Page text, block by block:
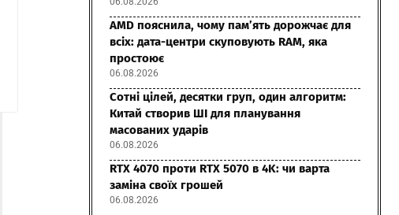
AMD пояснила, чому пам’ять дорожчає для
всіх: дата-центри скуповують RAM, яка
простоює
06.08.2026
Сотні цілей, десятки груп, один алгоритм:
Китай створив ШІ для планування
масованих ударів
06.08.2026
RTX 4070 проти RTX 5070 в 4K: чи варта
заміна своїх грошей
06.08.2026